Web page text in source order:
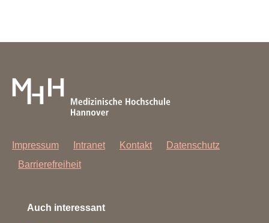
Impressum Intranet Kontakt
Datenschutz
Barrierefreiheit
Auch interessant